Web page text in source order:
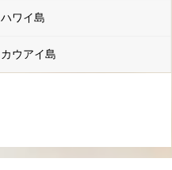
ハワイ島
カウアイ島